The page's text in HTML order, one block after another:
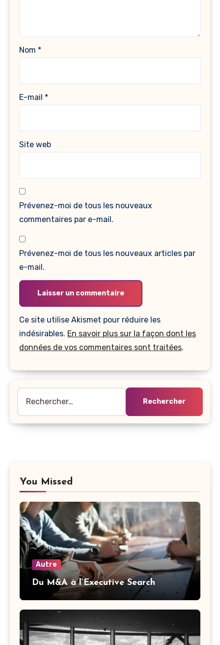
Nom *
E-mail *
Site web
Prévenez-moi de tous les nouveaux
commentaires par e-mail.
Prévenez-moi de tous les nouveaux articles par
e-mail.
Ce site utilise Akismet pour réduire les
indésirables. En savoir plus sur la façon dont les
données de vos commentaires sont traitées.
You Missed
Autre
Du M&A à l’Executive Search